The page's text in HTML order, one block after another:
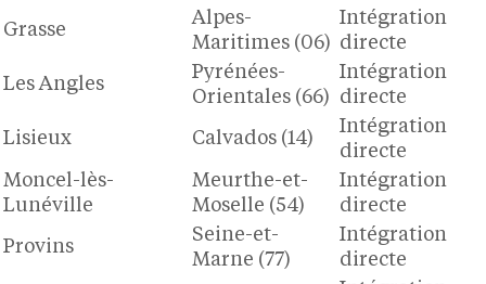
Grasse
Alpes-
Maritimes (06)
Intégration
directe
Les Angles
Pyrénées-
Orientales (66)
Intégration
directe
Lisieux Calvados (14)
Intégration
directe
Moncel-lès-
Lunéville
Meurthe-et-
Moselle (54)
Intégration
directe
Provins
Seine-et-
Marne (77)
Intégration
directe